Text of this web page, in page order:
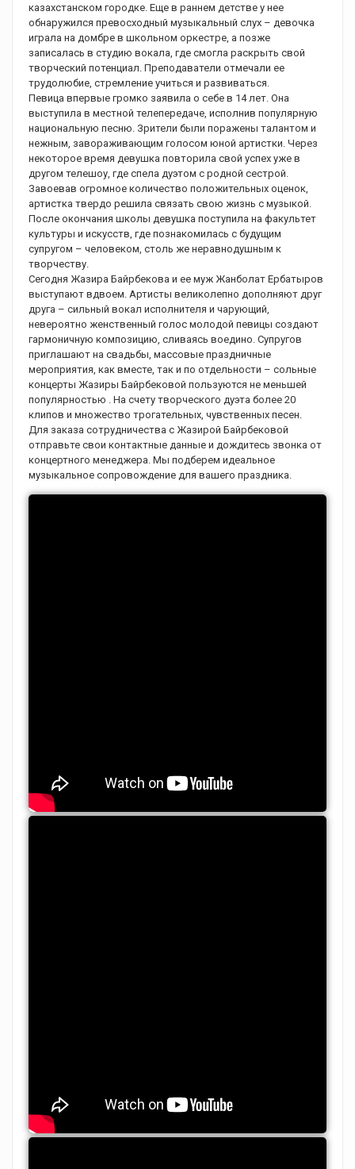
казахстанском городке. Еще в раннем детстве у нее
обнаружился превосходный музыкальный слух – девочка
играла на домбре в школьном оркестре, а позже
записалась в студию вокала, где смогла раскрыть свой
творческий потенциал. Преподаватели отмечали ее
трудолюбие, стремление учиться и развиваться.
Певица впервые громко заявила о себе в 14 лет. Она
выступила в местной телепередаче, исполнив популярную
национальную песню. Зрители были поражены талантом и
нежным, завораживающим голосом юной артистки. Через
некоторое время девушка повторила свой успех уже в
другом телешоу, где спела дуэтом с родной сестрой.
Завоевав огромное количество положительных оценок,
артистка твердо решила связать свою жизнь с музыкой.
После окончания школы девушка поступила на факультет
культуры и искусств, где познакомилась с будущим
супругом – человеком, столь же неравнодушным к
творчеству.
Сегодня Жазира Байрбекова и ее муж Жанболат Ербатыров
выступают вдвоем. Артисты великолепно дополняют друг
друга – сильный вокал исполнителя и чарующий,
невероятно женственный голос молодой певицы создают
гармоничную композицию, сливаясь воедино. Супругов
приглашают на свадьбы, массовые праздничные
мероприятия, как вместе, так и по отдельности – сольные
концерты Жазиры Байрбековой пользуются не меньшей
популярностью . На счету творческого дуэта более 20
клипов и множество трогательных, чувственных песен.
Для заказа сотрудничества с Жазирой Байрбековой
отправьте свои контактные данные и дождитесь звонка от
концертного менеджера. Мы подберем идеальное
музыкальное сопровождение для вашего праздника.